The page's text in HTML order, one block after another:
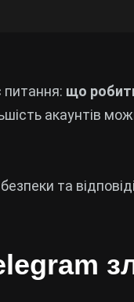
питання: що
акаунтів
та